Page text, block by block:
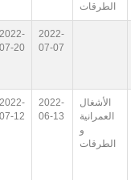
الطرقات
2022-
07-07
2022-
07-20
الأشغال
العمرانية
و
الطرقات
2022-
06-13
2022-
07-12